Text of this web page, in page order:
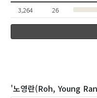
3,264 26
'노영란(Roh, Young